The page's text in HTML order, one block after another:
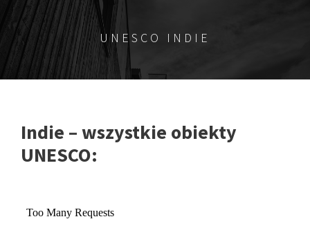
UNESCO INDIE
Indie – wszystkie obiekty
UNESCO: